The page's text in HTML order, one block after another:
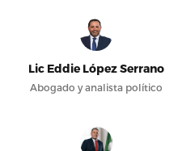
Lic Eddie López Serrano
Abogado y analista político